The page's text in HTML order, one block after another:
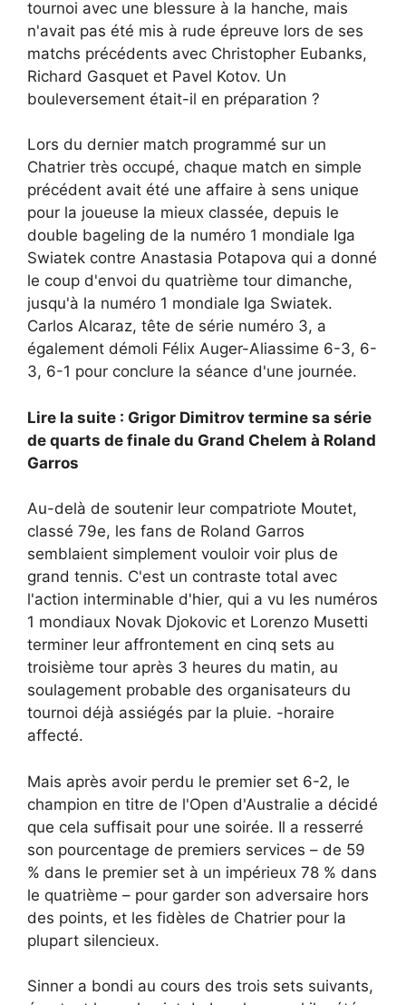
tournoi avec une blessure à la hanche, mais
n'avait pas été mis à rude épreuve lors de ses
matchs précédents avec Christopher Eubanks,
Richard Gasquet et Pavel Kotov. Un
bouleversement était-il en préparation ?
Lors du dernier match programmé sur un
Chatrier très occupé, chaque match en simple
précédent avait été une affaire à sens unique
pour la joueuse la mieux classée, depuis le
double bageling de la numéro 1 mondiale Iga
Swiatek contre Anastasia Potapova qui a donné
le coup d'envoi du quatrième tour dimanche,
jusqu'à la numéro 1 mondiale Iga Swiatek.
Carlos Alcaraz, tête de série numéro 3, a
également démoli Félix Auger-Aliassime 6-3, 6-
3, 6-1 pour conclure la séance d'une journée.
Lire la suite : Grigor Dimitrov termine sa série
de quarts de finale du Grand Chelem à Roland
Garros
Au-delà de soutenir leur compatriote Moutet,
classé 79e, les fans de Roland Garros
semblaient simplement vouloir voir plus de
grand tennis. C'est un contraste total avec
l'action interminable d'hier, qui a vu les numéros
1 mondiaux Novak Djokovic et Lorenzo Musetti
terminer leur affrontement en cinq sets au
troisième tour après 3 heures du matin, au
soulagement probable des organisateurs du
tournoi déjà assiégés par la pluie. -horaire
affecté.
Mais après avoir perdu le premier set 6-2, le
champion en titre de l'Open d'Australie a décidé
que cela suffisait pour une soirée. Il a resserré
son pourcentage de premiers services – de 59
% dans le premier set à un impérieux 78 % dans
le quatrième – pour garder son adversaire hors
des points, et les fidèles de Chatrier pour la
plupart silencieux.
Sinner a bondi au cours des trois sets suivants,